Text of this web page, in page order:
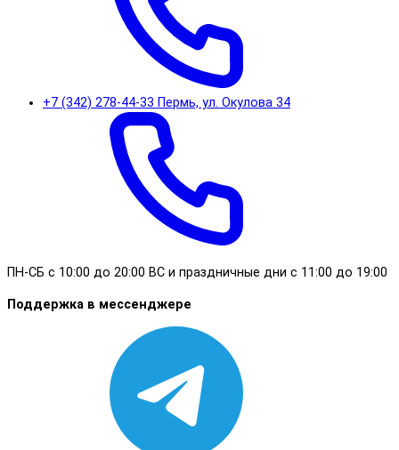
+7 (342) 278-44-33 Пермь, ул. Окулова 34
ПН-СБ с 10:00 до 20:00 ВС и праздничные дни с 11:00 до 19:00
Поддержка в мессенджере